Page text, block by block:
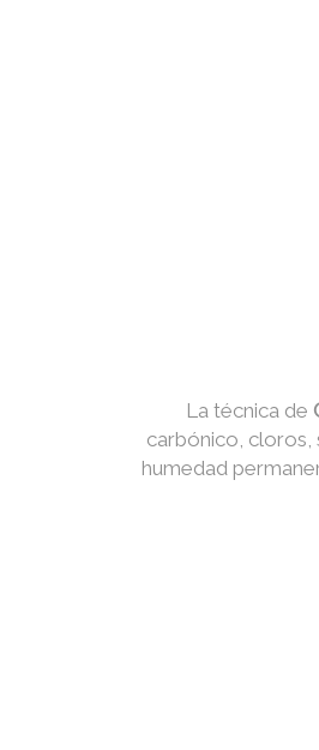
La técnica de
carbónico, cloros,
humedad